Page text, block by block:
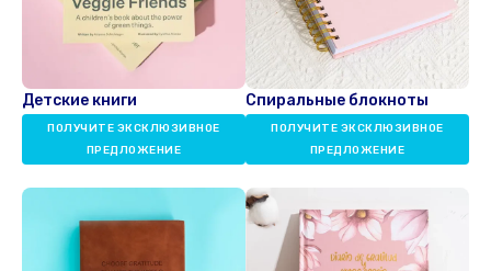
Детские книги
ПОЛУЧИТЕ ЭКСКЛЮЗИВНОЕ
ПРЕДЛОЖЕНИЕ
Спиральные блокноты
ПОЛУЧИТЕ ЭКСКЛЮЗИВНОЕ
ПРЕДЛОЖЕНИЕ